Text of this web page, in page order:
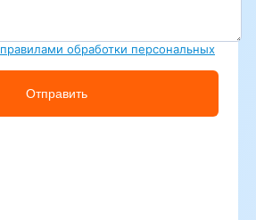
правилами обработки персональных
Отправить